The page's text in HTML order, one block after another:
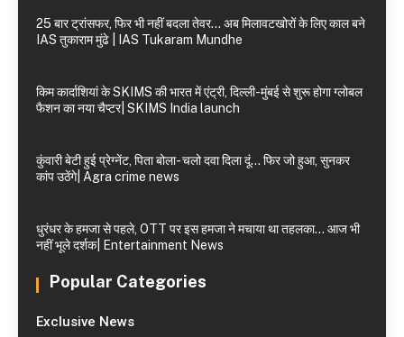
25 बार ट्रांसफर, फिर भी नहीं बदला तेवर… अब मिलावटखोरों के लिए काल बने
IAS तुकाराम मुंढे | IAS Tukaram Mundhe
किम कार्दाशियां के SKIMS की भारत में एंट्री, दिल्ली-मुंबई से शुरू होगा ग्लोबल
फैशन का नया चैप्टर| SKIMS India launch
कुंवारी बेटी हुई प्रेग्नेंट, पिता बोला- चलो दवा दिला दूं… फिर जो हुआ, सुनकर
कांप उठेंगे| Agra crime news
धुरंधर के हमजा से पहले, OTT पर इस हमजा ने मचाया था तहलका… आज भी
नहीं भूले दर्शक| Entertainment News
Popular Categories
Exclusive News